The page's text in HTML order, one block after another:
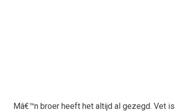
Mâ€™n broer heeft het altijd al gezegd. Vet is